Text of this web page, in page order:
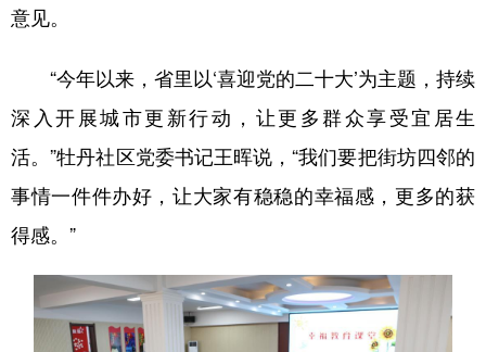
意见。
“今年以来，省里以‘喜迎党的二十大’为主题，持续
深入开展城市更新行动，让更多群众享受宜居生
活。”牡丹社区党委书记王晖说，“我们要把街坊四邻的
事情一件件办好，让大家有稳稳的幸福感，更多的获
得感。”